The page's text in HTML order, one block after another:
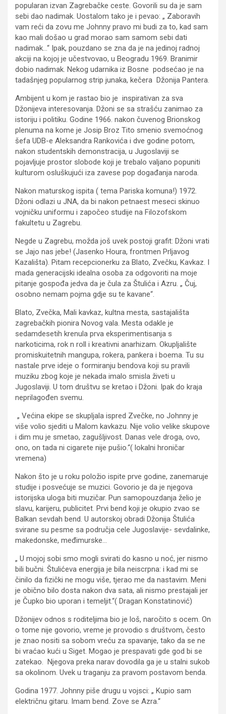
popularan izvan Zagrebačke ceste. Govorili su da je sam
sebi dao nadimak. Uostalom tako je i pevao: „ Zaboravih
vam reći da zovu me Johnny pravo mi budi za to, kad sam
kao mali došao u grad morao sam samom sebi dati
nadimak…“ Ipak, pouzdano se zna da je na jedinoj radnoj
akciji na kojoj je učestvovao, u Beogradu 1969. Branimir
dobio nadimak. Nekog udarnika iz Bosne podsećao je na
tadašnjeg popularnog strip junaka, kečera Džonija Pantera.
Ambijent u kom je rastao bio je inspirativan za sva
Džonijeva interesovanja. Džoni se sa strašću zanimao za
istoriju i politiku. Godine 1966. nakon čuvenog Brionskog
plenuma na kome je Josip Broz Tito smenio svemoćnog
šefa UDB-e Aleksandra Rankovića i dve godine potom,
nakon studentskih demonstracija, u Jugoslaviji se
pojavljuje prostor slobode koji je trebalo valjano popuniti
kulturom osluškujući iza zavese pop događanja naroda.
Nakon maturskog ispita ( tema Pariska komuna!) 1972.
Džoni odlazi u JNA, da bi nakon petnaest meseci skinuo
vojničku uniformu i započeo studije na Filozofskom
fakultetu u Zagrebu.
Negde u Zagrebu, možda još uvek postoji grafit: Džoni vrati
se Jajo nas jebe! (Jasenko Houra, frontmen Prljavog
Kazališta). Pitam recepcionerku za Blato, Zvečku, Kavkaz. I
mada generacijski idealna osoba za odgovoriti na moje
pitanje gospođa jedva da je čula za Štulića i Azru. „ Čuj,
osobno nemam pojma gdje su te kavane“.
Blato, Zvečka, Mali kavkaz, kultna mesta, sastajališta
zagrebačkih pionira Novog vala. Mesta odakle je
sedamdesetih krenula prva eksperimentisanja s
narkoticima, rok n roll i kreativni anarhizam. Okupljalište
promiskuitetnih mangupa, rokera, pankera i boema. Tu su
nastale prve ideje o formiranju bendova koji su pravili
muziku zbog koje je nekada imalo smisla živeti u
Jugoslaviji. U tom društvu se kretao i Džoni. Ipak do kraja
neprilagođen svemu.
„ Većina ekipe se skupljala ispred Zvečke, no Johnny je
više volio sjediti u Malom kavkazu. Nije volio velike skupove
i dim mu je smetao, zagušljivost. Danas vele droga, ovo,
ono, on tada ni cigarete nije pušio.“( lokalni hroničar
vremena)
Nakon što je u roku položio ispite prve godine, zanemaruje
studije i posvećuje se muzici. Govorio je da je njegova
istorijska uloga biti muzičar. Pun samopouzdanja želio je
slavu, karijeru, publicitet. Prvi bend koji je okupio zvao se
Balkan sevdah bend. U autorskoj obradi Džonija Štulića
svirane su pesme sa područja cele Jugoslavije- sevdalinke,
makedonske, međimurske…
„ U mojoj sobi smo mogli svirati do kasno u noć, jer nismo
bili bučni. Štulićeva energija je bila neiscrpna: i kad mi se
činilo da fizički ne mogu više, tjerao me da nastavim. Meni
je obično bilo dosta nakon dva sata, ali nismo prestajali jer
je Čupko bio uporan i temeljit.“( Dragan Konstatinović)
Džonijev odnos s roditeljima bio je loš, naročito s ocem. On
o tome nije govorio, vreme je provodio s društvom, često
je znao nositi sa sobom vreću za spavanje, tako da se ne
bi vraćao kući u Siget. Mogao je prespavati gde god bi se
zatekao. Njegova preka narav dovodila ga je u stalni sukob
sa okolinom. Uvek u traganju za pravom postavom benda.
Godina 1977. Johnny piše drugu u vojsci: „ Kupio sam
električnu gitaru. Imam bend. Zove se Azra.“